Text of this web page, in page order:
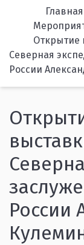
Открытие
Северная
России
России